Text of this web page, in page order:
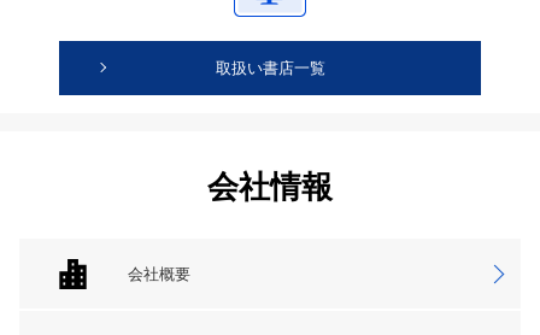
取扱い書店一覧
会社情報
会社概要